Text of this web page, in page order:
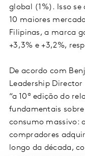
global (1%). Isso se
10 maiores
Filipinas, a marca
+3,3% e +3,2%,
De acordo com
Leadership
“a 10ª edição do
fundamentais
consumo massivo:
compradores
longo da década,